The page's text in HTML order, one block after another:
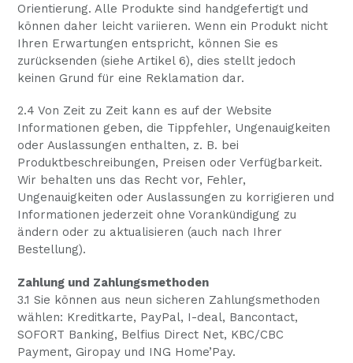
Orientierung. Alle Produkte sind handgefertigt und
können daher leicht variieren. Wenn ein Produkt nicht
Ihren Erwartungen entspricht, können Sie es
zurücksenden (siehe Artikel 6), dies stellt jedoch
keinen Grund für eine Reklamation dar.
2.4 Von Zeit zu Zeit kann es auf der Website
Informationen geben, die Tippfehler, Ungenauigkeiten
oder Auslassungen enthalten, z. B. bei
Produktbeschreibungen, Preisen oder Verfügbarkeit.
Wir behalten uns das Recht vor, Fehler,
Ungenauigkeiten oder Auslassungen zu korrigieren und
Informationen jederzeit ohne Vorankündigung zu
ändern oder zu aktualisieren (auch nach Ihrer
Bestellung).
Zahlung und Zahlungsmethoden
3.1 Sie können aus neun sicheren Zahlungsmethoden
wählen: Kreditkarte, PayPal, I-deal, Bancontact,
SOFORT Banking, Belfius Direct Net, KBC/CBC
Payment, Giropay und ING Home’Pay.